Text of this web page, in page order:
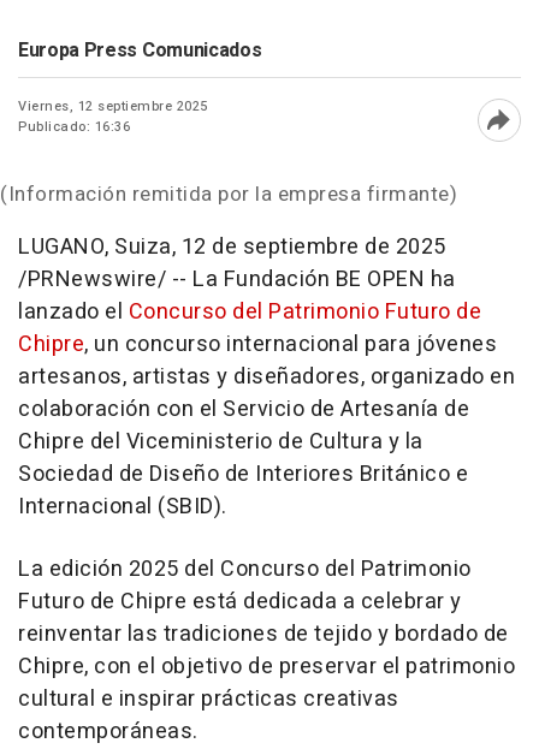
Europa Press Comunicados
Viernes, 12 septiembre 2025
Publicado: 16:36
(Información remitida por la empresa firmante)
LUGANO, Suiza, 12 de septiembre de 2025
/PRNewswire/ -- La Fundación BE OPEN ha
lanzado el Concurso del Patrimonio Futuro de
Chipre, un concurso internacional para jóvenes
artesanos, artistas y diseñadores, organizado en
colaboración con el Servicio de Artesanía de
Chipre del Viceministerio de Cultura y la
Sociedad de Diseño de Interiores Británico e
Internacional (SBID).
La edición 2025 del Concurso del Patrimonio
Futuro de Chipre está dedicada a celebrar y
reinventar las tradiciones de tejido y bordado de
Chipre, con el objetivo de preservar el patrimonio
cultural e inspirar prácticas creativas
contemporáneas.